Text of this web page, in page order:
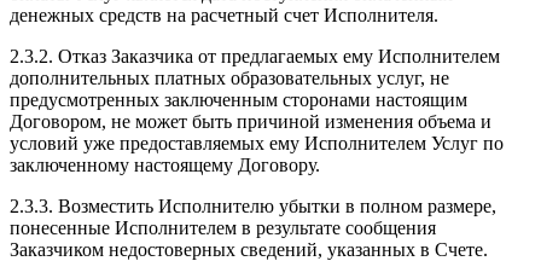
денежных средств на расчетный счет Исполнителя.
2.3.2. Отказ Заказчика от предлагаемых ему Исполнителем
дополнительных платных образовательных услуг, не
предусмотренных заключенным сторонами настоящим
Договором, не может быть причиной изменения объема и
условий уже предоставляемых ему Исполнителем Услуг по
заключенному настоящему Договору.
2.3.3. Возместить Исполнителю убытки в полном размере,
понесенные Исполнителем в результате сообщения
Заказчиком недостоверных сведений, указанных в Счете.